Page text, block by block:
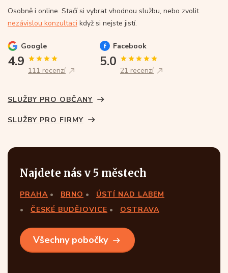
Osobně i online. Stačí si vybrat vhodnou službu, nebo zvolit
nezávislou konzultaci když si nejste jistí.
Google
4.9
111 recenzí
Facebook
5.0
21 recenzí
SLUŽBY PRO OBČANY
SLUŽBY PRO FIRMY
Najdete nás v 5 městech
PRAHA BRNO
ÚSTÍ NAD LABEM
ČESKÉ BUDĚJOVICE
OSTRAVA
Všechny pobočky